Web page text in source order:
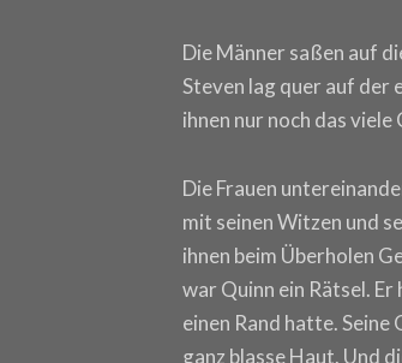
Die Männer saßen auf
Steven lag quer auf der
ihnen nur noch das viele
Die Frauen
mit seinen Witzen und
ihnen beim Überholen
war Quinn ein Rätsel.
einen Rand hatte.
ganz blasse Haut. Und